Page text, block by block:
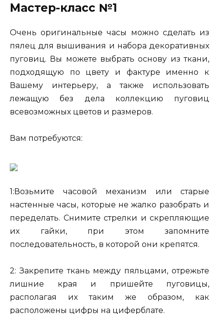
Мастер-класс №1
Очень оригинальные часы можно сделать из
пялец для вышивания и набора декоративных
пуговиц. Вы можете выбрать основу из ткани,
подходящую по цвету и фактуре именно к
Вашему интерьеру, а также использовать
лежащую без дела коллекцию пуговиц
всевозможных цветов и размеров.
Вам потребуются:
1:Возьмите часовой механизм или старые
настенные часы, которые не жалко разобрать и
переделать. Снимите стрелки и скрепляющие
их гайки, при этом запомните
последовательность, в которой они крепятся.
2: Закрепите ткань между пяльцами, отрежьте
лишние края и пришейте пуговицы,
располагая их таким же образом, как
расположены цифры на циферблате.